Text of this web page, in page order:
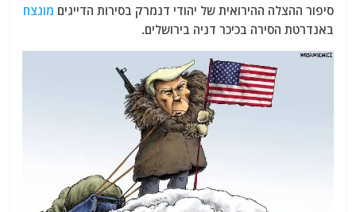
סיפור ההצלה ההירואית של יהודי דנמרק בסירות הדייגים מונצח
באנדרטת הסירה בכיכר דניה בירושלים.